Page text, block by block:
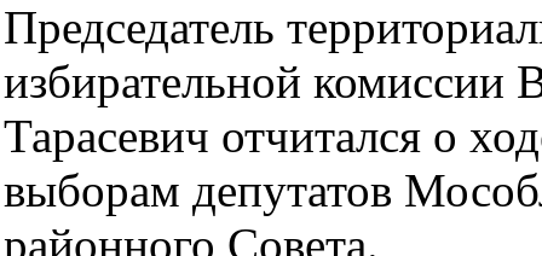
Председатель
избирательной комиссии
Тарасевич отчитался о
выборам депутатов
районного Совета.